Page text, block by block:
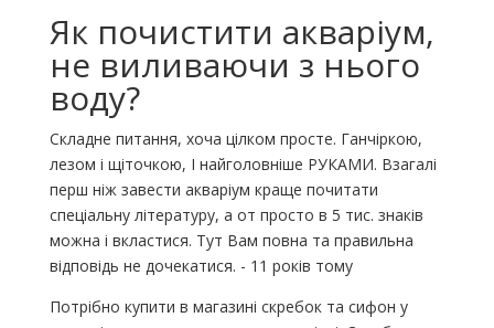
Як почистити акваріум,
не виливаючи з нього
воду?
Складне питання, хоча цілком просте. Ганчіркою,
лезом і щіточкою, І найголовніше РУКАМИ. Взагалі
перш ніж завести акваріум краще почитати
спеціальну літературу, а от просто в 5 тис. знаків
можна і вкластися. Тут Вам повна та правильна
відповідь не дочекатися. - 11 років тому
Потрібно купити в магазині скребок та сифон у